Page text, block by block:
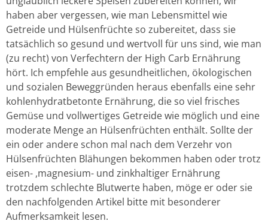
haben aber vergessen, wie man Lebensmittel wie
Getreide und Hülsenfrüchte so zubereitet, dass sie
tatsächlich so gesund und wertvoll für uns sind, wie man
(zu recht) von Verfechtern der High Carb Ernährung
hört. Ich empfehle aus gesundheitlichen, ökologischen
und sozialen Beweggründen heraus ebenfalls eine sehr
kohlenhydratbetonte Ernährung, die so viel frisches
Gemüse und vollwertiges Getreide wie möglich und eine
moderate Menge an Hülsenfrüchten enthält. Sollte der
ein oder andere schon mal nach dem Verzehr von
Hülsenfrüchten Blähungen bekommen haben oder trotz
eisen- ,magnesium- und zinkhaltiger Ernährung
trotzdem schlechte Blutwerte haben, möge er oder sie
den nachfolgenden Artikel bitte mit besonderer
Aufmerksamkeit lesen.